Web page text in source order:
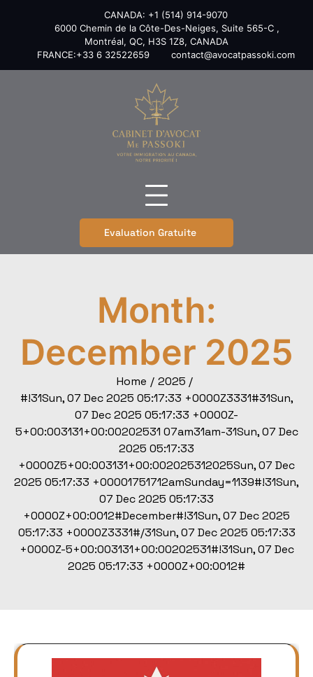
CANADA: +1 (514) 914-9070
6000 Chemin de la Côte-Des-Neiges, Suite 565-C ,
Montréal, QC, H3S 1Z8, CANADA
FRANCE:+33 6 32522659
contact@avocatpassoki.com
Evaluation Gratuite
Month:
December 2025
Home
2025
#!31Sun, 07 Dec 2025 05:17:33 +0000Z3331#31Sun,
07 Dec 2025 05:17:33 +0000Z-
5+00:003131+00:00202531 07am31am-31Sun, 07 Dec
2025 05:17:33
+0000Z5+00:003131+00:002025312025Sun, 07 Dec
2025 05:17:33 +00001751712amSunday=1139#!31Sun,
07 Dec 2025 05:17:33
+0000Z+00:0012#December#!31Sun, 07 Dec 2025
05:17:33 +0000Z3331#/31Sun, 07 Dec 2025 05:17:33
+0000Z-5+00:003131+00:00202531#!31Sun, 07 Dec
2025 05:17:33 +0000Z+00:0012#